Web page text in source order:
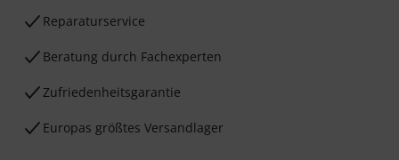
Reparaturservice
Beratung durch Fachexperten
Zufriedenheitsgarantie
Europas größtes Versandlager